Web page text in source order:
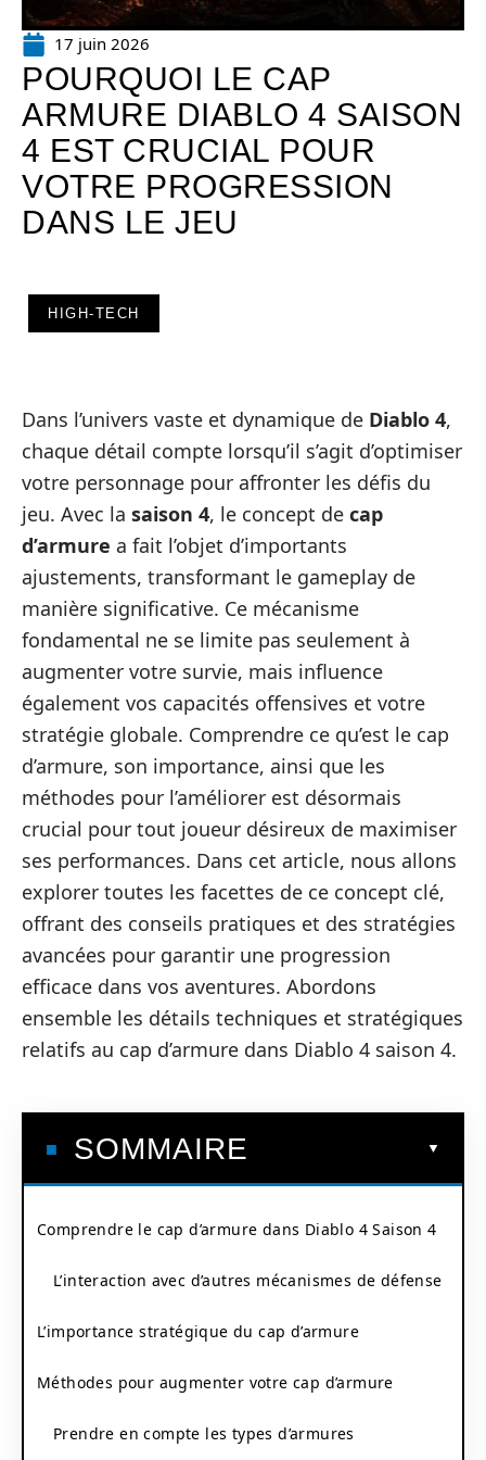
17 juin 2026
POURQUOI LE CAP
ARMURE DIABLO 4 SAISON
4 EST CRUCIAL POUR
VOTRE PROGRESSION
DANS LE JEU
HIGH-TECH
Dans l’univers vaste et dynamique de Diablo 4,
chaque détail compte lorsqu’il s’agit d’optimiser
votre personnage pour affronter les défis du
jeu. Avec la saison 4, le concept de cap
d’armure a fait l’objet d’importants
ajustements, transformant le gameplay de
manière significative. Ce mécanisme
fondamental ne se limite pas seulement à
augmenter votre survie, mais influence
également vos capacités offensives et votre
stratégie globale. Comprendre ce qu’est le cap
d’armure, son importance, ainsi que les
méthodes pour l’améliorer est désormais
crucial pour tout joueur désireux de maximiser
ses performances. Dans cet article, nous allons
explorer toutes les facettes de ce concept clé,
offrant des conseils pratiques et des stratégies
avancées pour garantir une progression
efficace dans vos aventures. Abordons
ensemble les détails techniques et stratégiques
relatifs au cap d’armure dans Diablo 4 saison 4.
SOMMAIRE
Comprendre le cap d’armure dans Diablo 4 Saison 4
L’interaction avec d’autres mécanismes de défense
L’importance stratégique du cap d’armure
Méthodes pour augmenter votre cap d’armure
Prendre en compte les types d’armures